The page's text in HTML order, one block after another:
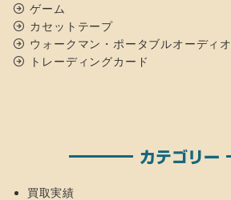
ゲーム
カセットテープ
ウォークマン・ポータブルオーディオ
トレーディングカード
カテゴリー
買取実績